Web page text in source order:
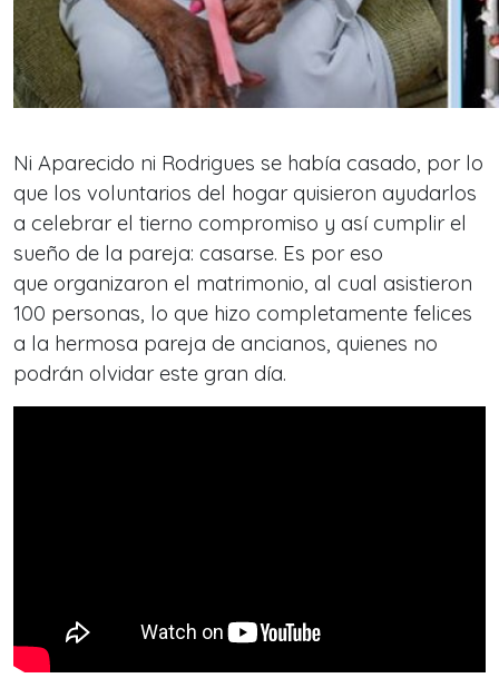
Ni Aparecido ni Rodrigues se había casado, por lo
que los voluntarios del hogar quisieron ayudarlos
a celebrar el tierno compromiso y así cumplir el
sueño de la pareja: casarse. Es por eso
que organizaron el matrimonio, al cual asistieron
100 personas, lo que hizo completamente felices
a la hermosa pareja de ancianos, quienes no
podrán olvidar este gran día.